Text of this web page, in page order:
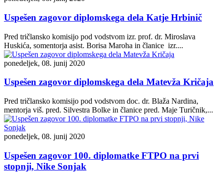
Uspešen zagovor diplomskega dela Katje Hrbinič
Pred tričlansko komisijo pod vodstvom izr. prof. dr. Miroslava
Huskića, somentorja asist. Borisa Maroha in članice izr....
ponedeljek, 08. junij 2020
Uspešen zagovor diplomskega dela Matevža Kričaja
Pred tričlansko komisijo pod vodstvom doc. dr. Blaža Nardina,
mentorja viš. pred. Silvestra Bolke in članice pred. Maje Turičnik,...
ponedeljek, 08. junij 2020
Uspešen zagovor 100. diplomatke FTPO na prvi
stopnji, Nike Sonjak